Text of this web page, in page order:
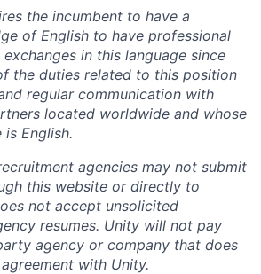
the incumbent to have a
of English to have professional
in this language since
the duties related to this position
regular communication with
located worldwide and whose
English.
agencies may not submit
this website or directly to
not accept unsolicited
resumes. Unity will not pay
agency or company that does
with Unity.